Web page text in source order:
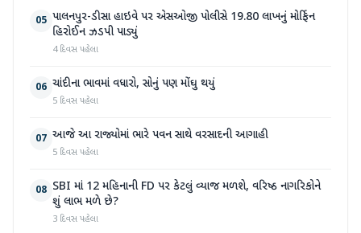
05 પાલનપુર-ડીસા હાઇવે પર એસઓજી પોલીસે 19.80 લાખનું મોર્ફિન
હિરોઈન ઝડપી પાડ્યું
4 દિવસ પહેલા
06 ચાંદીના ભાવમાં વધારો, સોનું પણ મોંઘુ થયું
5 દિવસ પહેલા
07 આજે આ રાજ્યોમાં ભારે પવન સાથે વરસાદની આગાહી
5 દિવસ પહેલા
08 SBI માં 12 મહિનાની FD પર કેટલું વ્યાજ મળશે, વરિષ્ઠ નાગરિકોને
શું લાભ મળે છે?
3 દિવસ પહેલા